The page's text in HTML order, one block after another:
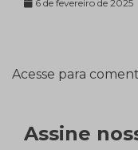
6 de fevereiro de 2025
Acesse para
Assine